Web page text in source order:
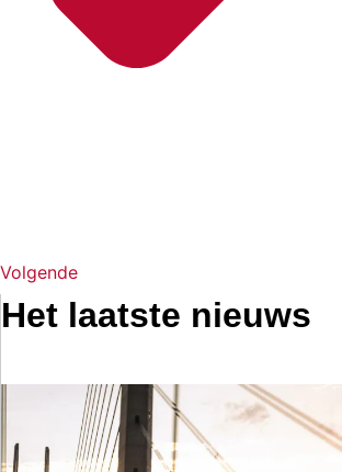
Volgende
Het laatste nieuws